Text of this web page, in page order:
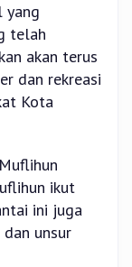
yang
telah
akan terus
dan rekreasi
Kota
ikut
ini juga
unsur